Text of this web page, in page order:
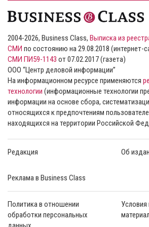
2004-2026, Business Class, Выписка из
СМИ по состоянию на 29.08.2018 (интернет-
СМИ ПИ59-1143 от 07.02.2017 (газета)
ООО “Центр деловой информации”
На информационном ресурсе применяются
технологии (информационные технологии
информации на основе сбора,
относящихся к предпочтениям
находящихся на территории Российской
Редакция Об
Реклама в Business Class
Политика в отношении
обработки персональных
Условия